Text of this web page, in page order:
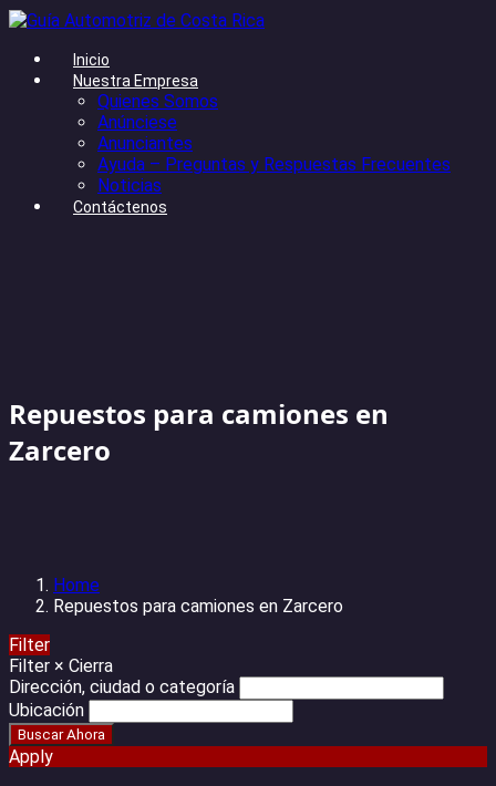
Inicio
Nuestra Empresa
Quienes Somos
Anúnciese
Anunciantes
Ayuda – Preguntas y Respuestas Frecuentes
Noticias
Contáctenos
Repuestos para camiones en
Zarcero
Home
Repuestos para camiones en Zarcero
Filter
Filter × Cierra
Dirección, ciudad o categoría
Ubicación
Apply